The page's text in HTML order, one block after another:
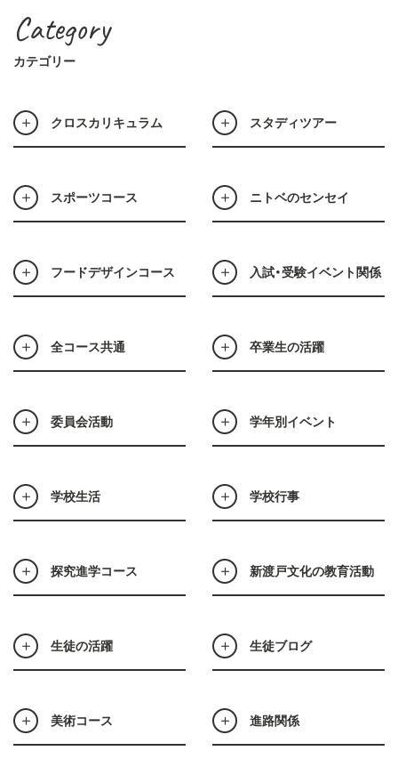
Category
カテゴリー
クロスカリキュラム スタディツアー
スポーツコース ニトベのセンセイ
フードデザインコース 入試・受験イベント関係
全コース共通 卒業生の活躍
委員会活動 学年別イベント
学校生活 学校行事
探究進学コース 新渡戸文化の教育活動
生徒の活躍 生徒ブログ
美術コース 進路関係